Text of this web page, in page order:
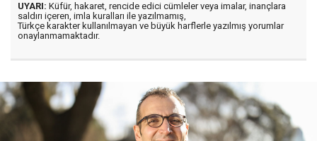
UYARI: Küfür, hakaret, rencide edici cümleler veya imalar, inançlara
saldırı içeren, imla kuralları ile yazılmamış,
Türkçe karakter kullanılmayan ve büyük harflerle yazılmış yorumlar
onaylanmamaktadır.